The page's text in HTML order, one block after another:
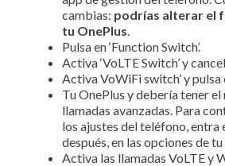
cambias: podrías alterar el
tu OnePlus.
Pulsa en ‘Function Switch’.
Activa ‘VoLTE Switch’ y
Activa VoWiFi switch’ y pulsa
Tu OnePlus y debería tener el
llamadas avanzadas. Para
los ajustes del teléfono, entra
después, en las opciones de
Activa las llamadas VoLTE y